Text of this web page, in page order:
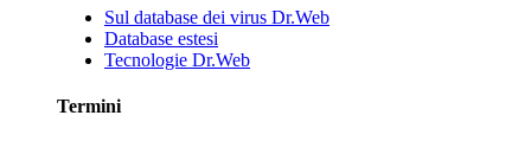
Sul database dei virus Dr.Web
Database estesi
Tecnologie Dr.Web
Termini